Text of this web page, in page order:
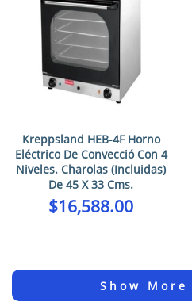
Kreppsland HEB-4F Horno
Eléctrico De Convecció Con 4
Niveles. Charolas (Incluidas)
De 45 X 33 Cms.
$16,588.00